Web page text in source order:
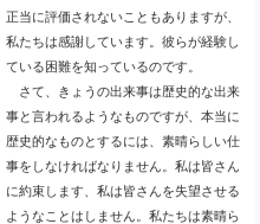
正当に評価されないこともありますが、
私たちは感謝しています。彼らが経験し
ている困難を知っているのです。
さて、きょうの出来事は歴史的な出来
事と言われるようなものですが、本当に
歴史的なものとするには、素晴らしい仕
事をしなければなりません。私は皆さん
に約束します、私は皆さんを失望させる
ようなことはしません。私たちは素晴ら